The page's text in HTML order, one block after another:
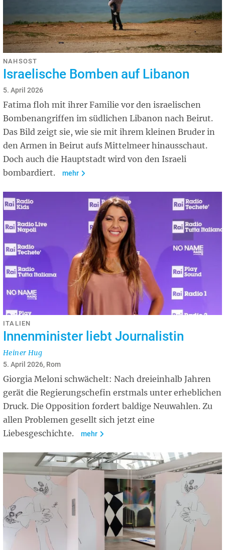
NAHSOST
Israelische Bomben auf Libanon
5. April 2026
Fatima floh mit ihrer Familie vor den israelischen
Bombenangriffen im südlichen Libanon nach Beirut.
Das Bild zeigt sie, wie sie mit ihrem kleinen Bruder in
den Armen in Beirut aufs Mittelmeer hinausschaut.
Doch auch die Hauptstadt wird von den Israeli
bombardiert.
mehr
ITALIEN
Innenminister liebt Journalistin
Heiner Hug
5. April 2026, Rom
Giorgia Meloni schwächelt: Nach dreieinhalb Jahren
gerät die Regierungschefin erstmals unter erheblichen
Druck. Die Opposition fordert baldige Neuwahlen. Zu
allen Problemen gesellt sich jetzt eine
Liebesgeschichte.
mehr